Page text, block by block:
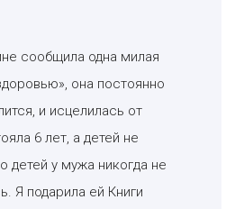
сообщила одна милая
она постоянно
и исцелилась от
6 лет, а детей не
детей у мужа никогда не
Я подарила ей Книги